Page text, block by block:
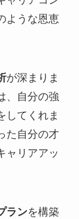
ような恩恵
が深まりま
、自分の強
してくれま
た自分の才
ャリアアッ
ランを構築